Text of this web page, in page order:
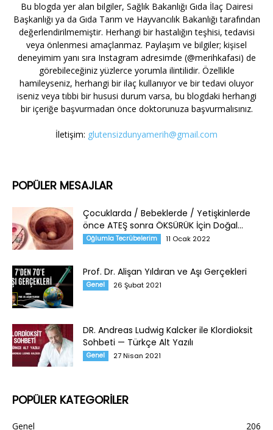
Bu blogda yer alan bilgiler, Sağlık Bakanlığı Gıda İlaç Dairesi
Başkanlığı ya da Gıda Tarım ve Hayvancılık Bakanlığı tarafından
değerlendirilmemiştir. Herhangi bir hastalığın teşhisi, tedavisi
veya önlenmesi amaçlanmaz. Paylaşım ve bilgiler; kişisel
deneyimim yanı sıra Instagram adresimde (@merihkafasi) de
görebileceğiniz yüzlerce yorumla ilintilidir. Özellikle
hamileyseniz, herhangi bir ilaç kullanıyor ve bir tedavi oluyor
iseniz veya tıbbi bir hususi durum varsa, bu blogdaki herhangi
bir içeriğe başvurmadan önce doktorunuza başvurmalısınız.
İletişim: glutensizdunyamerih@gmail.com
POPÜLER MESAJLAR
Çocuklarda / Bebeklerde / Yetişkinlerde
önce ATEŞ sonra ÖKSÜRÜK İçin Doğal...
Oğlumla Tecrübelerim 11 Ocak 2022
Prof. Dr. Alişan Yıldıran ve Aşı Gerçekleri
Genel 26 Şubat 2021
DR. Andreas Ludwig Kalcker ile Klordioksit
Sohbeti — Türkçe Alt Yazılı
Genel 27 Nisan 2021
POPÜLER KATEGORİLER
Genel 206